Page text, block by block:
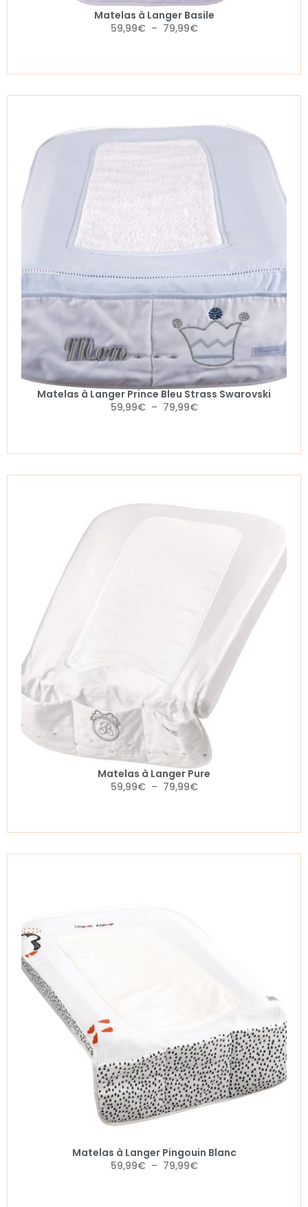
Matelas à Langer Basile
59,99€ – 79,99€
Matelas à Langer Prince Bleu Strass Swarovski
59,99€ – 79,99€
Matelas à Langer Pure
59,99€ – 79,99€
Matelas à Langer Pingouin Blanc
59,99€ – 79,99€